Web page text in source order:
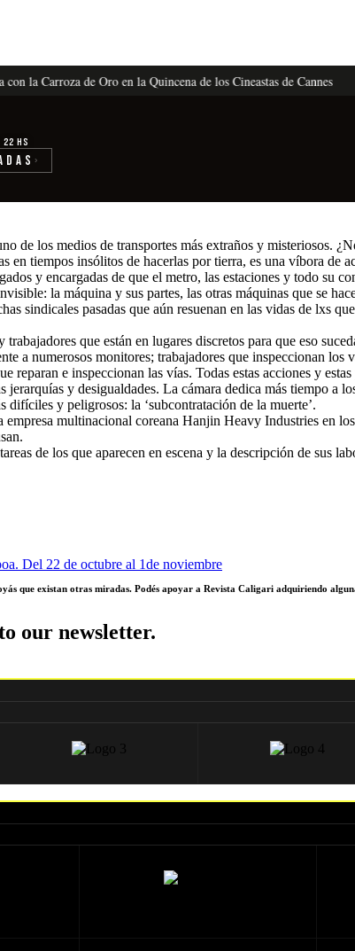
Carroza de Oro en la Quincena de los Cineastas de Cannes
hs
›
de los medios de transportes más extraños y misteriosos.
tiempos insólitos de hacerlas por tierra, es una víbora de
y encargadas de que el metro, las estaciones y todo su
la máquina y sus partes, las otras máquinas que se
sindicales pasadas que aún resuenan en las vidas de lxs
que están en lugares discretos para que eso
a numerosos monitores; trabajadores que inspeccionan
e inspeccionan las vías. Todas estas acciones y
jerarquías y desigualdades. La cámara dedica más tiempo a
difíciles y peligrosos: la ‘subcontratación de la muerte’.
multinacional coreana Hanjin Heavy Industries en
de los que aparecen en escena y la descripción de sus
Del 22 de octubre al 1de noviembre
que existan otras miradas. Podés apoyar a Revista Caligari adquiriendo
our newsletter.